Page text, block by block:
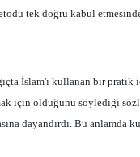
tek doğru kabul
İslam'ı kullanan bir
için olduğunu söylediği
dayandırdı. Bu anlamda